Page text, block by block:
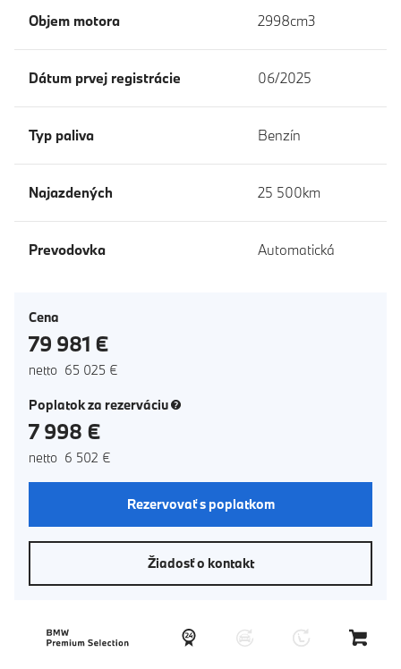
Objem motora 2998cm3
Dátum prvej registrácie 06/2025
Typ paliva Benzín
Najazdených 25 500km
Prevodovka Automatická
Cena
79 981 €
netto 65 025 €
Poplatok za rezerváciu (nové okno)
7 998 €
netto 6 502 €
Rezervovať s poplatkom
Žiadosť o kontakt